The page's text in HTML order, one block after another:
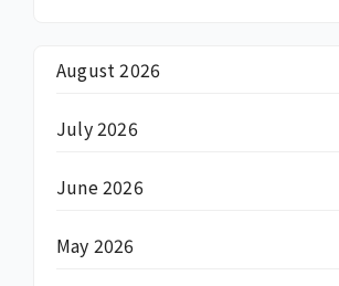
August 2026
July 2026
June 2026
May 2026